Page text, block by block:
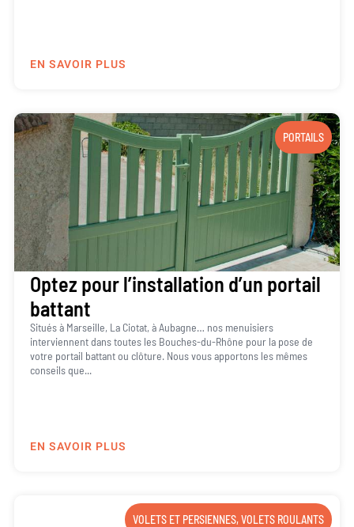
EN SAVOIR PLUS
PORTAILS
Optez pour l’installation d’un portail
battant
Situés à Marseille, La Ciotat, à Aubagne… nos menuisiers
interviennent dans toutes les Bouches-du-Rhône pour la pose de
votre portail battant ou clôture. Nous vous apportons les mêmes
conseils que...
EN SAVOIR PLUS
VOLETS ET PERSIENNES,VOLETS ROULANTS